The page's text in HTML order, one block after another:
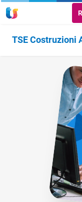
TSE Costruzioni
amministrativa e
Budget e controllo di
manodopera e